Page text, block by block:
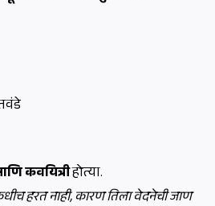
कवयित्रीहोत्या.
कधीच हरत नाही, कारण तिला वेदनेची जाण